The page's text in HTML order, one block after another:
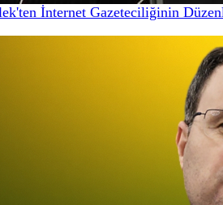
İnternet Gazeteciliğinin